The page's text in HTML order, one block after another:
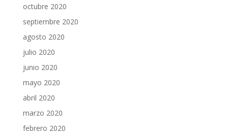
octubre 2020
septiembre 2020
agosto 2020
julio 2020
junio 2020
mayo 2020
abril 2020
marzo 2020
febrero 2020